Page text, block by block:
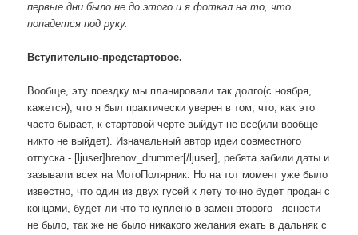
первые дни было не до этого и я фоткал на то, что
попадется под руку.
Вступительно-предстартовое.
Вообще, эту поездку мы планировали так долго(с ноября,
кажется), что я был практически уверен в том, что, как это
часто бывает, к стартовой черте выйдут не все(или вообще
никто не выйдет). Изначальный автор идеи совместного
отпуска - [ljuser]hrenov_drummer[/ljuser], ребята забили даты и
зазывали всех на МотоПолярник. Но на тот момент уже было
известно, что один из двух гусей к лету точно будет продан с
концами, будет ли что-то куплено в замен второго - ясности
не было, так же не было никакого желания ехать в дальняк с